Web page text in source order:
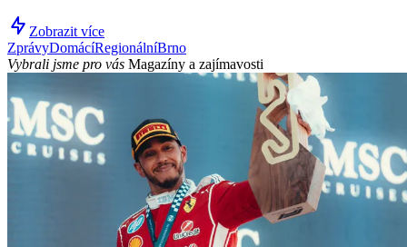
Zobrazit více
ZprávyDomácíRegionálníBrno
Vybrali jsme pro vás Magazíny a zajímavosti